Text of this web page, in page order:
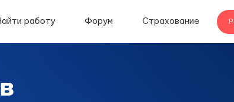
работу Форум Страхование